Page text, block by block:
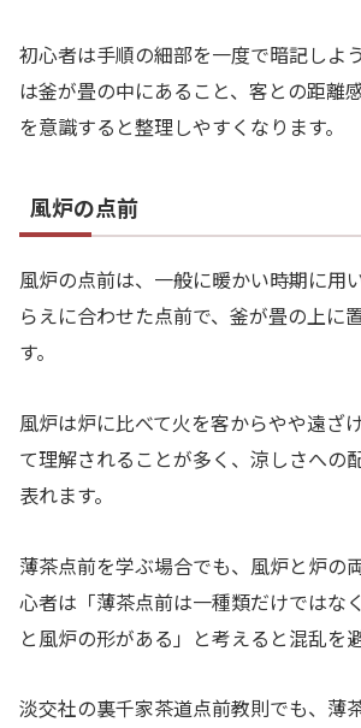
初心者は手順の細部を一度で暗記しよ
は釜が畳の中にあること、客との距離
を意識すると整理しやすくなります。
風炉の点前
風炉の点前は、一般に暖かい時期に用
らえに合わせた点前で、釜が畳の上に
す。
風炉は炉に比べて火を客からやや遠ざ
て理解されることが多く、涼しさへの
表れます。
薄茶点前を学ぶ場合でも、風炉と炉の
心者は「薄茶点前は一種類だけではな
と風炉の形がある」と考えると混乱を
淡交社の裏千家茶道点前教則でも、薄